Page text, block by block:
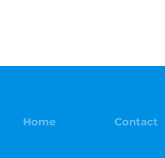
Home Contact